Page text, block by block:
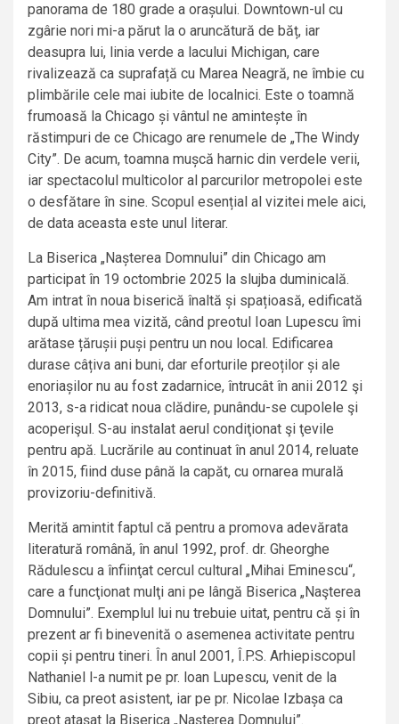
panorama de 180 grade a orașului. Downtown-ul cu
zgârie nori mi-a părut la o aruncătură de băț, iar
deasupra lui, linia verde a lacului Michigan, care
rivalizează ca suprafață cu Marea Neagră, ne îmbie cu
plimbările cele mai iubite de localnici. Este o toamnă
frumoasă la Chicago și vântul ne amintește în
răstimpuri de ce Chicago are renumele de „The Windy
City”. De acum, toamna mușcă harnic din verdele verii,
iar spectacolul multicolor al parcurilor metropolei este
o desfătare în sine. Scopul esențial al vizitei mele aici,
de data aceasta este unul literar.
La Biserica „Nașterea Domnului” din Chicago am
participat în 19 octombrie 2025 la slujba duminicală.
Am intrat în noua biserică înaltă și spațioasă, edificată
după ultima mea vizită, când preotul Ioan Lupescu îmi
arătase țărușii puși pentru un nou local. Edificarea
durase câțiva ani buni, dar eforturile preoților și ale
enoriașilor nu au fost zadarnice, întrucât în anii 2012 şi
2013, s-a ridicat noua clădire, punându-se cupolele şi
acoperişul. S-au instalat aerul condiţionat şi ţevile
pentru apă. Lucrările au continuat în anul 2014, reluate
în 2015, fiind duse până la capăt, cu ornarea murală
provizoriu-definitivă.
Merită amintit faptul că pentru a promova adevărata
literatură română, în anul 1992, prof. dr. Gheorghe
Rădulescu a înfiinţat cercul cultural „Mihai Eminescu“,
care a funcţionat mulţi ani pe lângă Biserica „Naşterea
Domnului”. Exemplul lui nu trebuie uitat, pentru că și în
prezent ar fi binevenită o asemenea activitate pentru
copii și pentru tineri. În anul 2001, Î.P.S. Arhiepiscopul
Nathaniel l-a numit pe pr. loan Lupescu, venit de la
Sibiu, ca preot asistent, iar pe pr. Nicolae Izbașa ca
preot ataşat la Biserica „Naşterea Domnului”.